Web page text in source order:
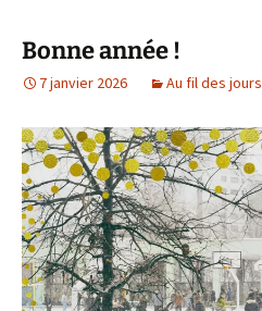
Bonne année !
7 janvier 2026 Au fil des jours